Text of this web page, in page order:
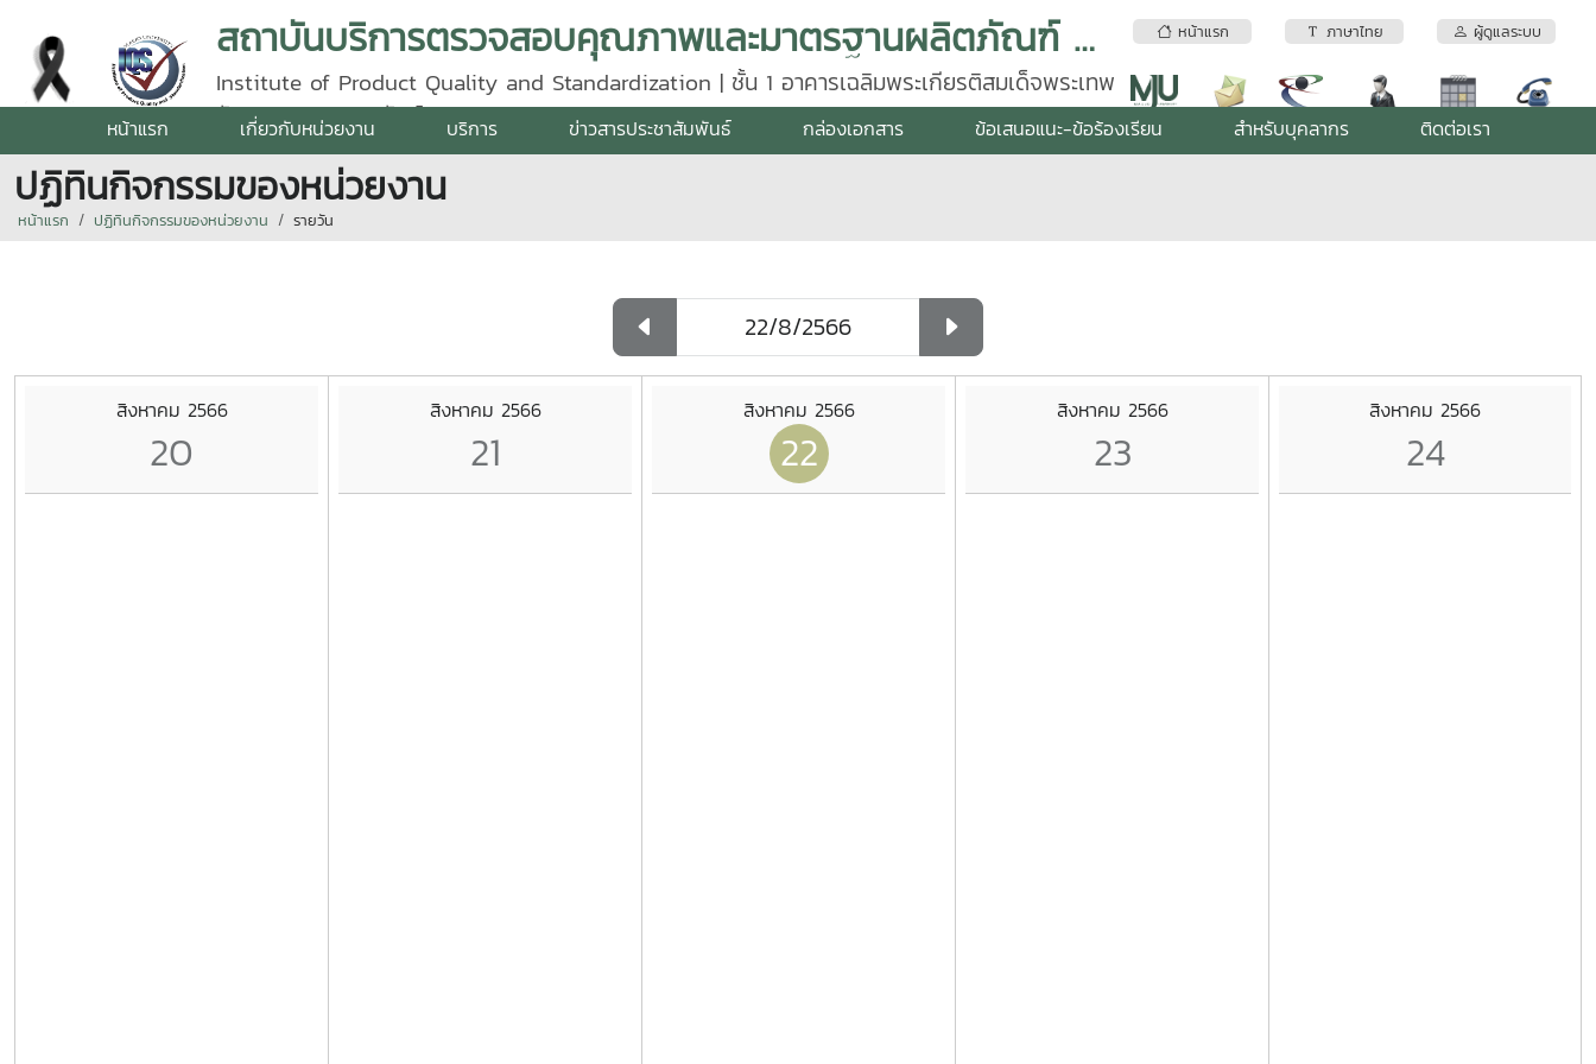
หน้าแรก ภาษาไทย ผู้ดูแลระบบ
สถาบันบริการตรวจสอบคุณภาพและมาตรฐานผลิตภัณฑ์ มหาวิทยาลัยแม่โจ้
Institute of Product Quality and Standardization | ชั้น 1 อาคารเฉลิมพระเกียรติสมเด็จพระเทพ
รัตนราชสุดา | โทรศัพท์ 0 5387 5640
หน้าแรก เกี่ยวกับหน่วยงาน บริการ ข่าวสารประชาสัมพันธ์ กล่องเอกสาร ข้อเสนอแนะ-ข้อร้องเรียน สำหรับบุคลากร ติดต่อเรา
ปฏิทินกิจกรรมของหน่วยงาน
หน้าแรก ปฏิทินกิจกรรมของหน่วยงาน รายวัน
สิงหาคม 2566
20
สิงหาคม 2566
21
สิงหาคม 2566
22
สิงหาคม 2566
23
สิงหาคม 2566
24